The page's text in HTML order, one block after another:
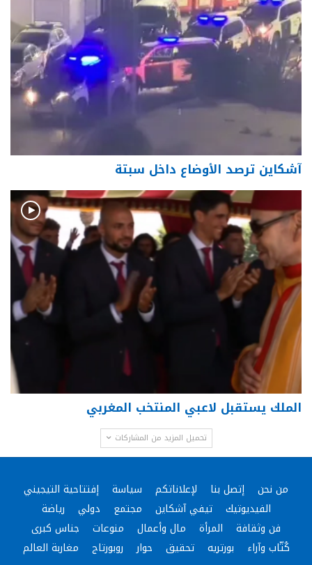
آشكاين ترصد الأوضاع داخل سبتة
الملك يستقبل لاعبي المنتخب المغربي
تحميل المزيد من المشاركات
من نحن إتصل بنا لإعلاناتكم سياسة
إفتتاحية التيجيني
الفيديوتيك
تيفي آشكاين مجتمع دولي
رياضة
فن وثقافة
المرأة مال وأعمال منوعات
جناس كبرى
كُتّاب وآراء
بورتريه تحقيق حوار روبورتاج مغاربة العالم